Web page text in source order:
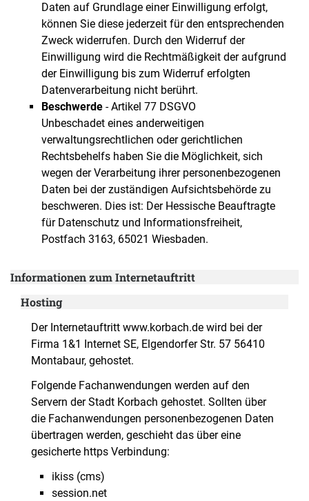
Daten auf Grundlage einer Einwilligung erfolgt,
können Sie diese jederzeit für den entsprechenden
Zweck widerrufen. Durch den Widerruf der
Einwilligung wird die Rechtmäßigkeit der aufgrund
der Einwilligung bis zum Widerruf erfolgten
Datenverarbeitung nicht berührt.
Beschwerde - Artikel 77 DSGVO
Unbeschadet eines anderweitigen
verwaltungsrechtlichen oder gerichtlichen
Rechtsbehelfs haben Sie die Möglichkeit, sich
wegen der Verarbeitung ihrer personenbezogenen
Daten bei der zuständigen Aufsichtsbehörde zu
beschweren. Dies ist: Der Hessische Beauftragte
für Datenschutz und Informationsfreiheit,
Postfach 3163, 65021 Wiesbaden.
Informationen zum Internetauftritt
Hosting
Der Internetauftritt www.korbach.de wird bei der
Firma 1&1 Internet SE, Elgendorfer Str. 57 56410
Montabaur, gehostet.
Folgende Fachanwendungen werden auf den
Servern der Stadt Korbach gehostet. Sollten über
die Fachanwendungen personenbezogenen Daten
übertragen werden, geschieht das über eine
gesicherte https Verbindung:
ikiss (cms)
session.net